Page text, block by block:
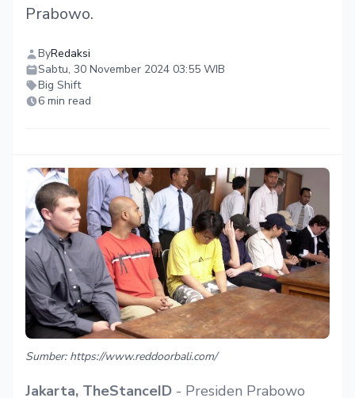
Prabowo.
ByRedaksi
Sabtu, 30 November 2024 03:55 WIB
Big Shift
6 min read
Sumber: https://www.reddoorbali.com/
Jakarta, TheStanceID - Presiden Prabowo